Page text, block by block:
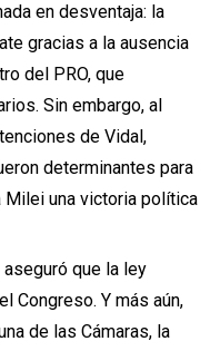
en desventaja: la
gracias a la ausencia
del PRO, que
Sin embargo, al
de Vidal,
determinantes para
una victoria política
que la ley
Congreso. Y más aún,
de las Cámaras, la